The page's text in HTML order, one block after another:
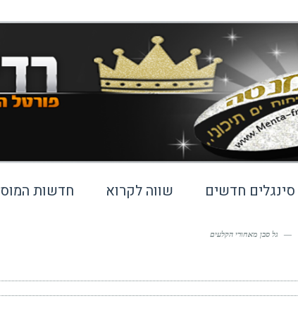
סינגלים חדשים שווה לקרוא חדשות
— גל סבן מאחורי הקלעים